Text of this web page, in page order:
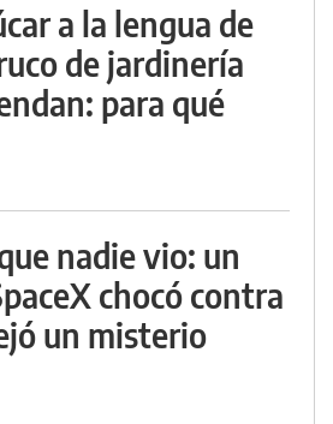
a la lengua de
de jardinería
para qué
nadie vio: un
chocó contra
un misterio